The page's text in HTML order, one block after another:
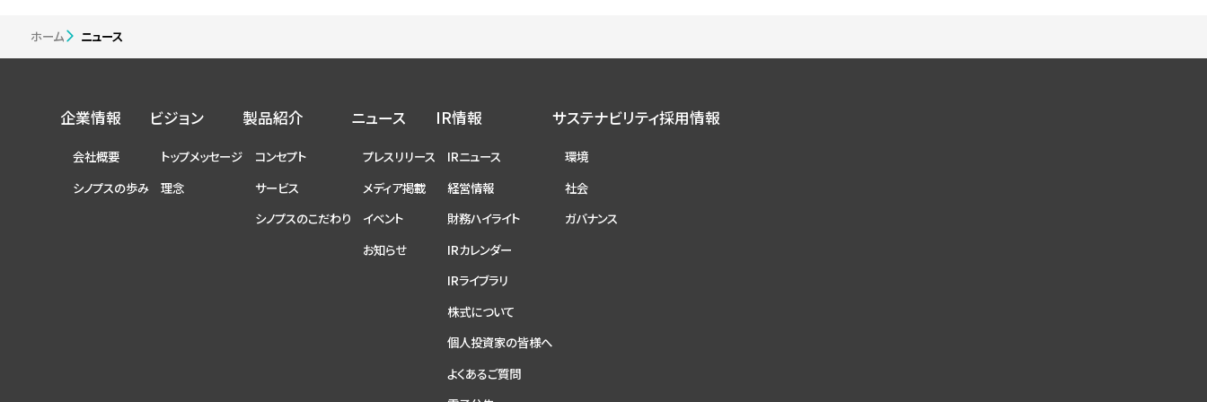
ホーム ニュース
企業情報
会社概要
シノプスの歩み
ビジョン
トップメッセージ
理念
製品紹介
コンセプト
サービス
シノプスのこだわり
ニュース
プレスリリース
メディア掲載
イベント
お知らせ
IR情報
IRニュース
経営情報
財務ハイライト
IRカレンダー
IRライブラリ
株式について
個人投資家の皆様へ
よくあるご質問
サステナビリティ
環境
社会
ガバナンス
採用情報